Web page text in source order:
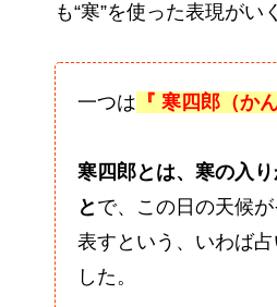
も“寒”を使った表現がい
一つは 『 寒四郎（か
寒四郎とは、寒の入
と で、この日の天候
表すという、いわば
した。